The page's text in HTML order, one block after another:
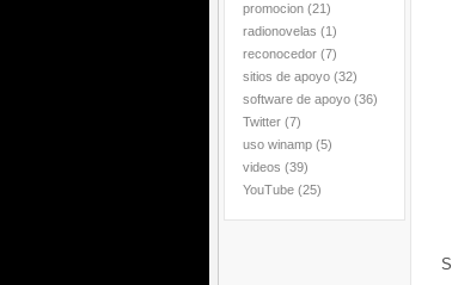
promocion (21)
radionovelas (1)
reconocedor (7)
sitios de apoyo (32)
software de apoyo (36)
Twitter (7)
uso winamp (5)
videos (39)
YouTube (25)